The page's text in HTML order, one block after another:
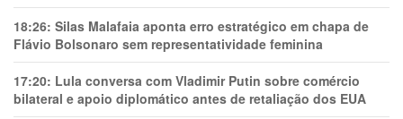
18:26: Silas Malafaia aponta erro estratégico em chapa de
Flávio Bolsonaro sem representatividade feminina
17:20: Lula conversa com Vladimir Putin sobre comércio
bilateral e apoio diplomático antes de retaliação dos EUA